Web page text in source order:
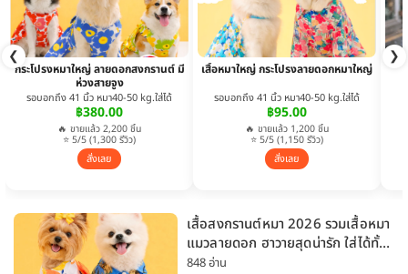
❮ ❯
กระโปรงหมาใหญ่ ลายดอกสงกรานต์ มี
ห่วงสายจูง
รอบอกถึง 41 นิ้ว หมา40-50 kg.ใส่ได้
฿380.00
🔥 ขายแล้ว 2,200 ชิ้น
⭐ 5/5 (1,300 รีวิว)
สั่งเลย
เสื้อหมาใหญ่ กระโปรงลายดอกหมาใหญ่
รอบอกถึง 41 นิ้ว หมา40-50 kg.ใส่ได้
฿95.00
🔥 ขายแล้ว 1,200 ชิ้น
⭐ 5/5 (1,150 รีวิว)
สั่งเลย
เสื้อสงกรานต์หมา 2026 รวมเสื้อหมา
แมวลายดอก ฮาวายสุดน่ารัก ใส่ได้ทั้ง
หมาเล็กและหมาใหญ่
848 อ่าน